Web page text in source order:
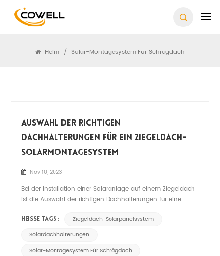
Heim / Solar-Montagesystem Für Schrägdach
Auswahl Der Richtigen
Dachhalterungen Für Ein Ziegeldach-
Solarmontagesystem
Nov 10, 2023
Bei der Installation einer Solaranlage auf einem Ziegeldach
ist die Auswahl der richtigen Dachhalterungen für eine
Bedeutung. Die Art der Dachhalterungen, die für a benötigt
werden Solarmontagesystem für Ziegeldächer hängt von
verschiedenen Fak...
HEISSE TAGS :
Ziegeldach-Solarpanelsystem
Solardachhalterungen
Solar-Montagesystem Für Schrägdach